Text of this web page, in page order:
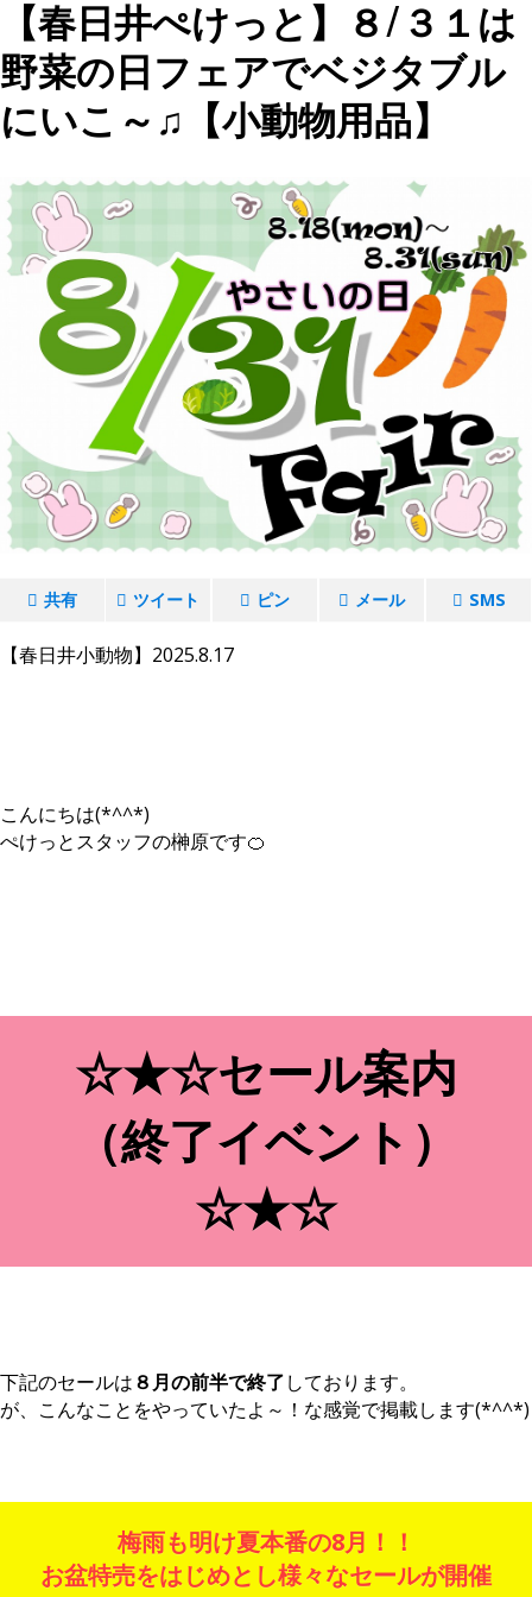
【春日井ぺけっと】８/３１は
野菜の日フェアでベジタブル
にいこ～♫【小動物用品】
共有 ツイート ピン メール SMS
【春日井小動物】2025.8.17
こんにちは(*^^*)
ぺけっとスタッフの榊原です🍊
☆★☆セール案内
（終了イベント）
☆★☆
下記のセールは８月の前半で終了しております。
が、こんなことをやっていたよ～！な感覚で掲載します(*^^*)
梅雨も明け夏本番の8月！！
お盆特売をはじめとし様々なセールが開催